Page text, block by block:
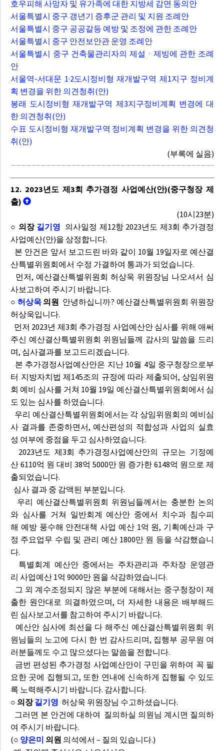
호우피해 사망자 및 유가족에 대한 지방세 감면 동의안
서울특별시 중구 갱년기 증후군 관리 및 지원 조례안
서울특별시 중구 공공갈등 예방 및 조정에 관한 조례안
서울특별시 중구 안전보안관 운영 조례안
서울특별시 중구 건축물관리자의 제설ㆍ제빙에 관한 조례
안
서울역-서대문 1·2도시정비형 재개발구역 제1지구 정비계
획 변경을 위한 의견청취(안)
봉래 도시정비형 재개발구역 제3지구정비계획 변경에 대
한 의견청취(안)
수표 도시정비형 재개발구역 정비계획 변경을 위한 의견청
취(안)
(부록에 실음)
12. 2023년도 제3회 추가경정 사업예산(안)(중구청장 제
출)
(10시23분)
○ 의장 길기영 의사일정 제12항 2023년도 제3회 추가경정
사업예산(안)을 상정합니다.
본 안건은 앞서 보고드린 바와 같이 10월 19일자로 예산결
산특별위원회에서 수정 가결하여 통과가 되었습니다.
먼저, 예산결산특별위원회 허상욱 위원장님 나오셔서 심
사보고하여 주시기 바랍니다.
○ 허상욱의원 안녕하십니까? 예산결산특별위원회 위원장
허상욱입니다.
먼저 2023년 제3회 추가경정 사업예산안 심사를 위해 애써
주신 예산결산특별위원회 위원님들께 감사의 말씀을 드리
며, 심사결과를 보고드리겠습니다.
본 추가경정사업예산안은 지난 10월 4일 중구청장으로부
터 지방자치법 제145조의 규정에 따라 제출되어, 상임위원
회 예비 심사를 거쳐 10월 19일 예산결산특별위원회에서 심
도 있는 심사를 하였습니다.
우리 예산결산특별위원회에서는 각 상임위원회의 예비심
사 결과를 존중하면서, 예산편성의 적합성과 사업의 실효
성 여부에 중점을 두고 심사하였습니다.
2023년도 제3회 추가경정사업예산안의 규모는 기정예
산 6110억 원 대비 38억 5000만 원 증가한 6148억 원으로 제
출되었습니다.
심사 결과 중 감액된 부분입니다.
우리 예산결산특별위원회 위원님들께서는 충분한 논의
와 심사를 거쳐 일반회계 예산안 중에서 치수과 침수피
해 예방 풍수해 안전대책 사업 예산 1억 원, 기획예산과 구
정 주요업무 수립 및 관리 예산 1800만 원 등을 삭감했습니
다.
특별회계 예산안 중에서는 주차관리과 주차장 운영관
리 사업예산 1억 9000만 원을 삭감하였습니다.
그 외 계수조정되지 않은 부분에 대해서는 중구청장이 제
출한 원안대로 의결하였으며, 더 자세한 내용은 배부해드
린 심사보고서를 참고하여 주시기 바랍니다.
예산안 심사에 최선을 다 해주신 예산결산특별위원회 위
원님들의 노고에 다시 한 번 감사드리며, 집행부 공무원 여
러분들께도 수고 많으셨다는 말씀을 전합니다.
금번 편성된 추가경정 사업예산안이 구민을 위하여 꼭 필
요한 곳에 집행되고, 또한 연내에 신속하게 집행될 수 있도
록 노력해주시기 바랍니다. 감사합니다.
○ 의장길기영 허상욱 위원장님 수고하셨습니다.
그러면 본 안건에 대하여 질의하실 의원님 계시면 질의하
여 주시기 바랍니다.
(○ 양은미 의원 의석에서 – 질의 있습니다.)